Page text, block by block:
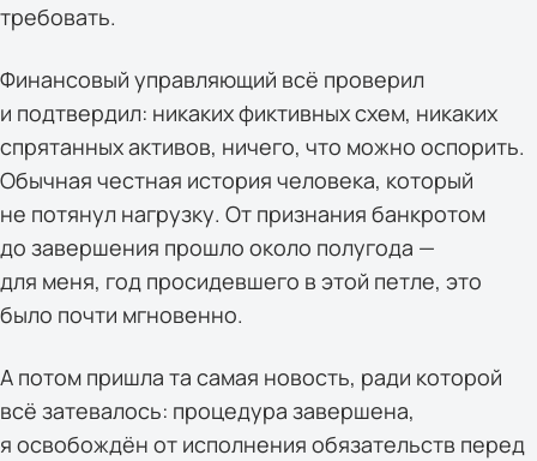
требовать.
Финансовый управляющий всё проверил
и подтвердил: никаких фиктивных схем, никаких
спрятанных активов, ничего, что можно оспорить.
Обычная честная история человека, который
не потянул нагрузку. От признания банкротом
до завершения прошло около полугода —
для меня, год просидевшего в этой петле, это
было почти мгновенно.
А потом пришла та самая новость, ради которой
всё затевалось: процедура завершена,
я освобождён от исполнения обязательств перед